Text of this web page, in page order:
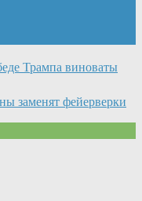
Трампа виноваты
заменят фейерверки